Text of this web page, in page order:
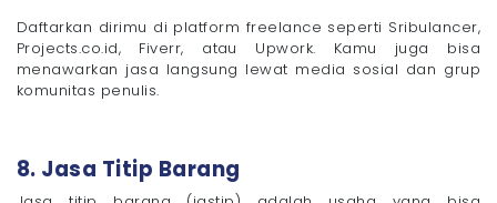
Daftarkan dirimu di platform freelance seperti Sribulancer,
Projects.co.id, Fiverr, atau Upwork. Kamu juga bisa
menawarkan jasa langsung lewat media sosial dan grup
komunitas penulis.
8. Jasa Titip Barang